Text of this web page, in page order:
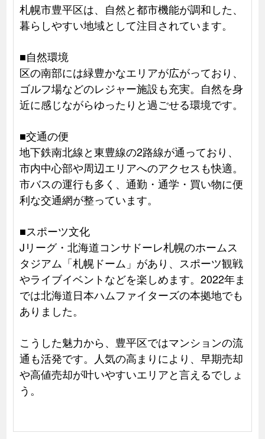
札幌市豊平区は、自然と都市機能が調和した、
暮らしやすい地域として注目されています。
■自然環境
区の南部には緑豊かなエリアが広がっており、
ゴルフ場などのレジャー施設も充実。自然を身
近に感じながらゆったりと過ごせる環境です。
■交通の便
地下鉄南北線と東豊線の2路線が通っており、
市内中心部や周辺エリアへのアクセスも快適。
市バスの運行も多く、通勤・通学・買い物に便
利な交通網が整っています。
■スポーツ文化
Jリーグ・北海道コンサドーレ札幌のホームス
タジアム「札幌ドーム」があり、スポーツ観戦
やライブイベントなどを楽しめます。2022年ま
では北海道日本ハムファイターズの本拠地でも
ありました。
こうした魅力から、豊平区ではマンションの流
通も活発です。人気の高まりにより、早期売却
や高値売却が叶いやすいエリアと言えるでしょ
う。